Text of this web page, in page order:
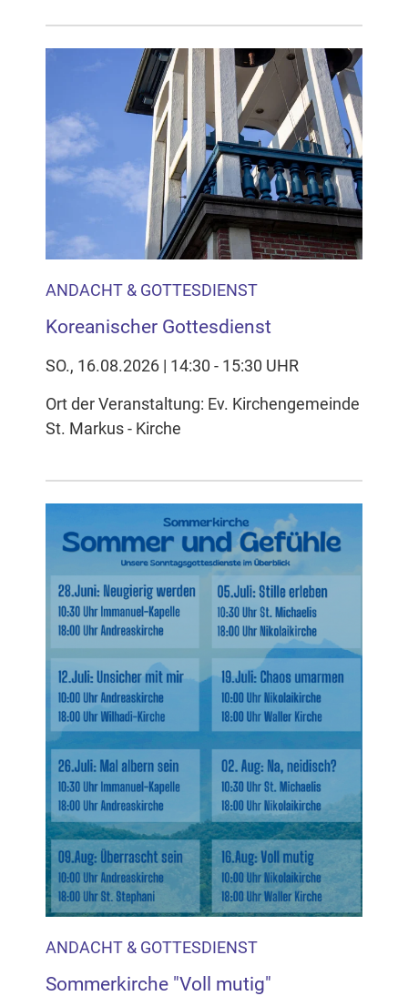
ANDACHT & GOTTESDIENST
Koreanischer Gottesdienst
SO., 16.08.2026 | 14:30 - 15:30 UHR
Ort der Veranstaltung: Ev. Kirchengemeinde
St. Markus - Kirche
ANDACHT & GOTTESDIENST
Sommerkirche "Voll mutig"